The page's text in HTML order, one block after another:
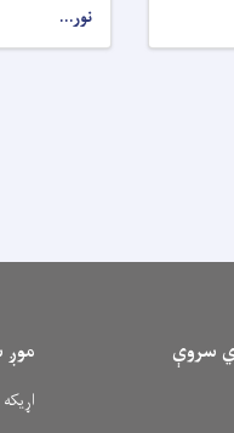
نور...
سروې موږ
اړیکه